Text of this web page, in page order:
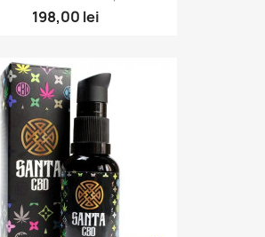
198,00 lei